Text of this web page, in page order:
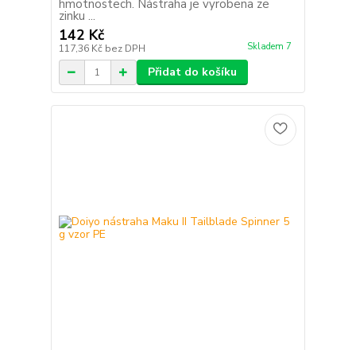
hmotnostech. Nástraha je vyrobena ze
zinku ...
142 Kč
117,36 Kč bez DPH Skladem 7
Přidat do košíku